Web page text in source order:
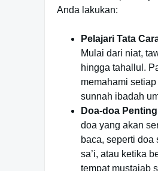
Anda lakukan:
Pelajari Tata
Mulai dari niat,
hingga tahallul.
memahami
sunnah ibadah
Doa-doa Penting
doa yang akan
baca, seperti doa
sa’i, atau ketika
tempat mustajab